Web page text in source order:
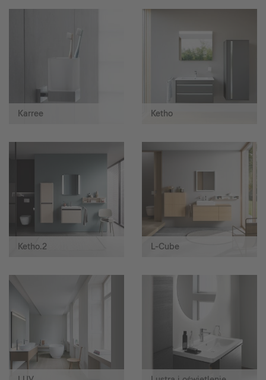
Karree Ketho
Ketho.2 L-Cube